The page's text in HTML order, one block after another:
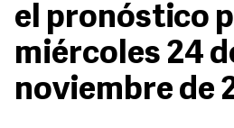
el pronóstico
miércoles 24
noviembre de